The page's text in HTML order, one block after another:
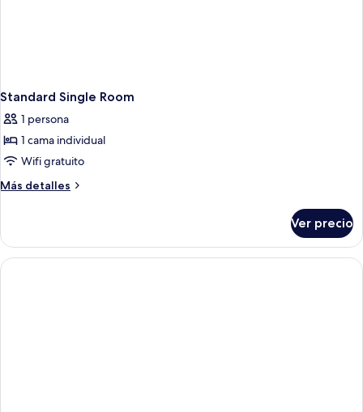
Standard Single Room
1 persona
1 cama individual
Wifi gratuito
Más detalles
Más
Single
Room
Ver precio